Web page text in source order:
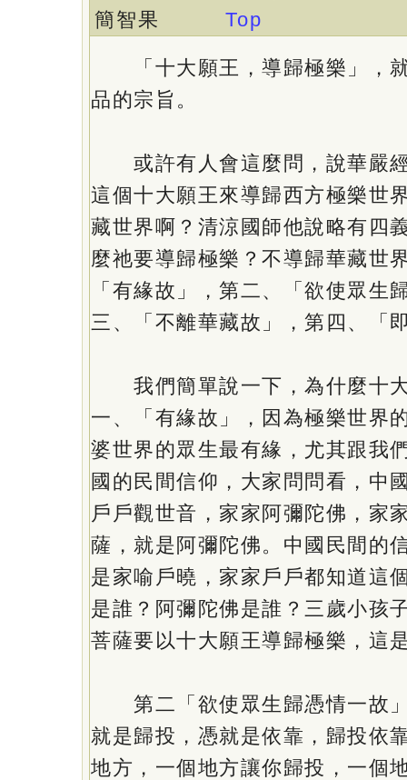
簡智果 Top
「十大願王，導歸極樂」，
品的宗旨。
或許有人會這麼問，說華嚴
這個十大願王來導歸西方極樂世
藏世界啊？清涼國師他說略有四
麼祂要導歸極樂？不導歸華藏世
「有緣故」，第二、「欲使眾生
三、「不離華藏故」，第四、「
我們簡單說一下，為什麼十
一、「有緣故」，因為極樂世界
婆世界的眾生最有緣，尤其跟我
國的民間信仰，大家問問看，中
戶戶觀世音，家家阿彌陀佛，家
薩，就是阿彌陀佛。中國民間的
是家喻戶曉，家家戶戶都知道這
是誰？阿彌陀佛是誰？三歲小孩
菩薩要以十大願王導歸極樂，這
第二「欲使眾生歸憑情一故
就是歸投，憑就是依靠，歸投依
地方，一個地方讓你歸投，一個